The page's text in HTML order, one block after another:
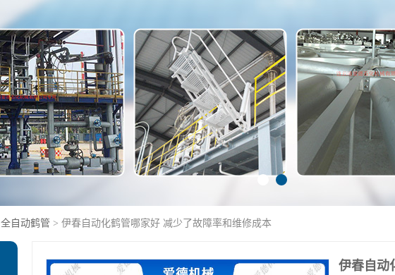
全自动鹤管 > 伊春自动化鹤管哪家好 减少了故障率和维修成本
伊春自动